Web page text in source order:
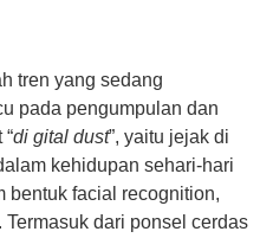
tren yang sedang
pada pengumpulan dan
di gital dust”, yaitu jejak di
kehidupan sehari-hari
bentuk facial recognition,
dari ponsel cerdas